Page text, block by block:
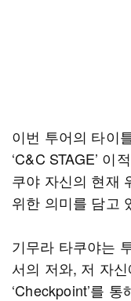
이번 투어의 타이
‘C&C STAGE’ 이
쿠야 자신의 현재
위한 의미를 담고
기무라 타쿠야는
서의 저와, 저 자
‘Checkpoint’를